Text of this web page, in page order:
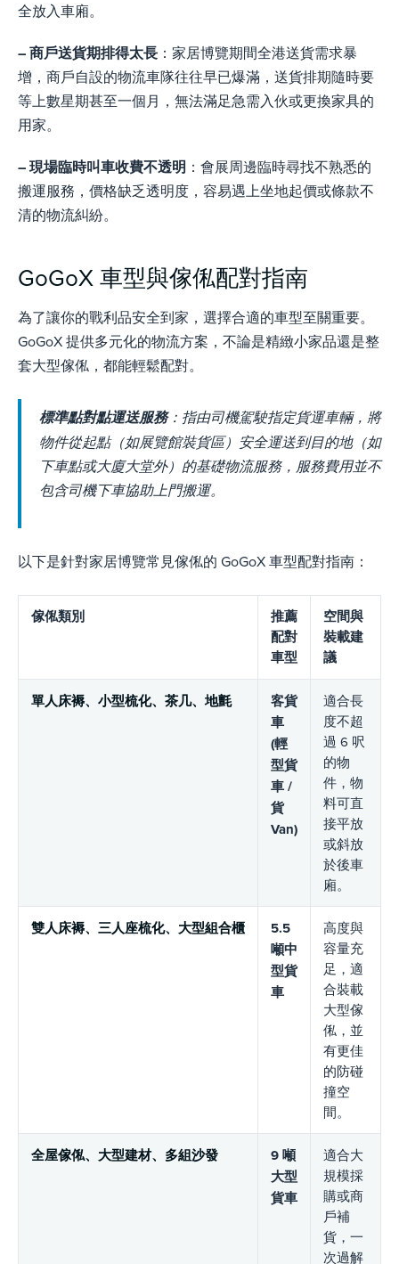
全放入車廂。
– 商戶送貨期排得太長 ：家居博覽期間全港送貨需求暴
增，商戶自設的物流車隊往往早已爆滿，送貨排期隨時要
等上數星期甚至一個月，無法滿足急需入伙或更換家具的
用家。
– 現場臨時叫車收費不透明 ：會展周邊臨時尋找不熟悉的
搬運服務，價格缺乏透明度，容易遇上坐地起價或條款不
清的物流糾紛。
GoGoX 車型與傢俬配對指南
為了讓你的戰利品安全到家，選擇合適的車型至關重要。
GoGoX 提供多元化的物流方案，不論是精緻小家品還是整
套大型傢俬，都能輕鬆配對。
標準點對點運送服務：指由司機駕駛指定貨運車輛，將
物件從起點（如展覽館裝貨區）安全運送到目的地（如
下車點或大廈大堂外）的基礎物流服務，服務費用並不
包含司機下車協助上門搬運。
以下是針對家居博覽常見傢俬的 GoGoX 車型配對指南：
傢俬類別
推薦
配對
車型
空間與
裝載建
議
單人床褥、小型梳化、茶几、地氈
客貨
車
(輕
型貨
車 /
貨
Van)
適合長
度不超
過 6 呎
的物
件，物
料可直
接平放
或斜放
於後車
廂。
雙人床褥、三人座梳化、大型組合櫃
5.5
噸中
型貨
車
高度與
容量充
足，適
合裝載
大型傢
俬，並
有更佳
的防碰
撞空
間。
全屋傢俬、大型建材、多組沙發
9 噸
大型
貨車
適合大
規模採
購或商
戶補
貨，一
次過解